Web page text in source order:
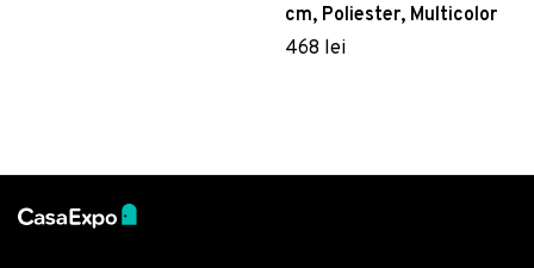
cm, Poliester, Multicolor
468 lei